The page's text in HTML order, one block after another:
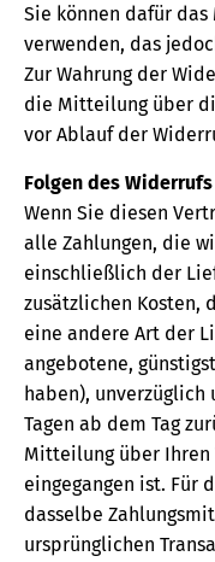
Sie können dafür
verwenden, das
Zur Wahrung der
die Mitteilung über
vor Ablauf der
Folgen des Widerrufs
Wenn Sie diesen
alle Zahlungen, die
einschließlich der
zusätzlichen Kosten,
eine andere Art der
angebotene,
haben), unverzüglich
Tagen ab dem Tag
Mitteilung über Ihren
eingegangen ist. Für
dasselbe
ursprünglichen